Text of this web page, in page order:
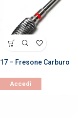
17 – Fresone Carburo
Accedi